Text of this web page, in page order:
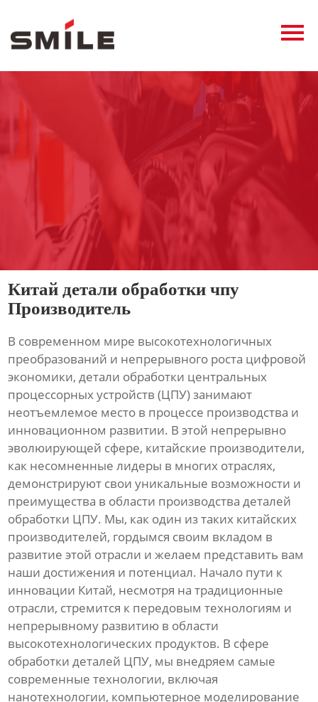
Продукция
О нас
Контакты
Китай детали обработки чпу
Производитель
В современном мире высокотехнологичных
преобразований и непрерывного роста цифровой
экономики, детали обработки центральных
процессорных устройств (ЦПУ) занимают
неотъемлемое место в процессе производства и
инновационном развитии. В этой непрерывно
эволюирующей сфере, китайские производители,
как несомненные лидеры в многих отраслях,
демонстрируют свои уникальные возможности и
преимущества в области производства деталей
обработки ЦПУ. Мы, как один из таких китайских
производителей, гордымся своим вкладом в
развитие этой отрасли и желаем представить вам
наши достижения и потенциал. Начало пути к
инновации Китай, несмотря на традиционные
отрасли, стремится к передовым технологиям и
непрерывному развитию в области
высокотехнологических продуктов. В сфере
обработки деталей ЦПУ, мы внедряем самые
современные технологии, включая
нанотехнологии, компьютерное моделирование